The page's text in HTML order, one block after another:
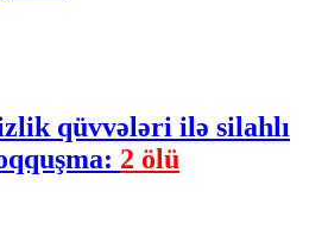
qüvvələri ilə silahlı
2 ölü